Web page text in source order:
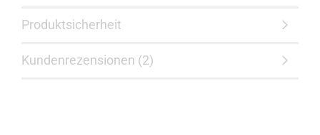
Produktsicherheit
Kundenrezensionen (2)